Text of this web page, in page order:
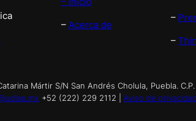
– Acerca de
–
–
Mártir S/N San Andrés Cholula, Puebla.
+52 (222) 229 2112 | Aviso de privacidad